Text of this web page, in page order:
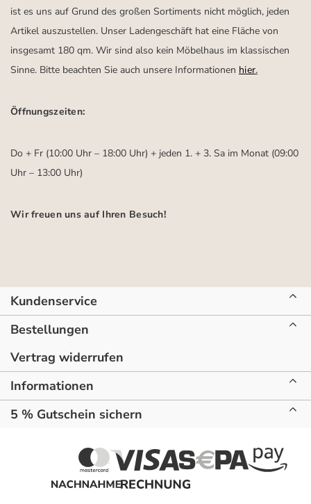
ist es uns auf Grund des großen Sortiments nicht möglich, jeden
Artikel auszustellen. Unser Ladengeschäft hat eine Fläche von
insgesamt 180 qm. Wir sind also kein Möbelhaus im klassischen
Sinne. Bitte beachten Sie auch unsere Informationen hier.
Öffnungszeiten:
Do + Fr (10:00 Uhr – 18:00 Uhr) + jeden 1. + 3. Sa im Monat (09:00
Uhr – 13:00 Uhr)
Wir freuen uns auf Ihren Besuch!
Kundenservice
Bestellungen
Vertrag widerrufen
Informationen
5 % Gutschein sichern